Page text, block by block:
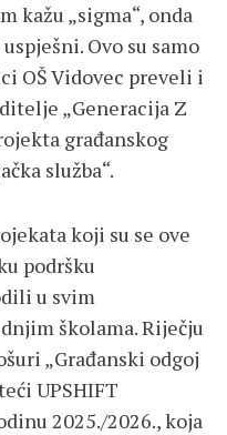
kažu „sigma“, onda
Ovo su samo
OŠ Vidovec preveli i
„Generacija Z
građanskog
služba“.
koji su se ove
podršku
u svim
školama. Riječju
„Građanski odgoj
UPSHIFT
2025./2026., koja